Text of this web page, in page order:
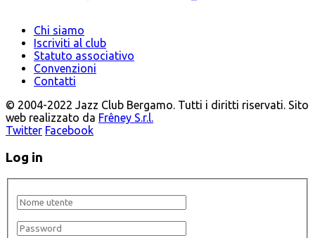
Chi siamo
Iscriviti al club
Statuto associativo
Convenzioni
Contatti
© 2004-2022 Jazz Club Bergamo. Tutti i diritti riservati. Sito
web realizzato da Frêney S.r.l.
Twitter Facebook
Log in